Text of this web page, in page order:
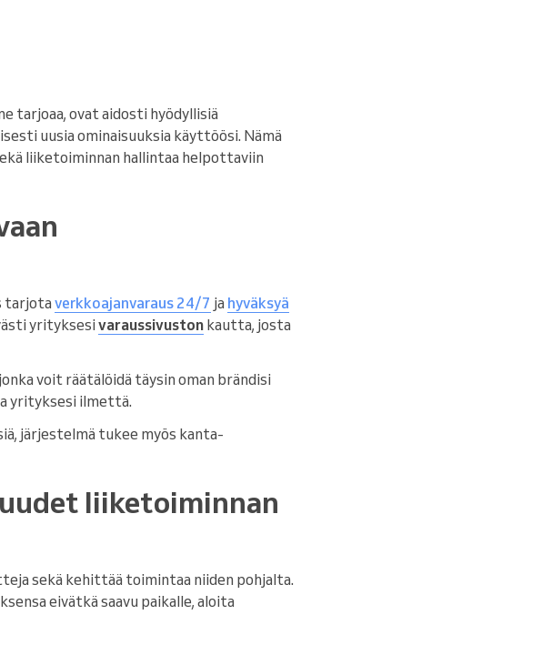
tarjoaa, ovat aidosti hyödyllisiä
uusia ominaisuuksia käyttöösi. Nämä
liiketoiminnan hallintaa helpottaviin
tarjota verkkoajanvaraus 24/7 ja hyväksyä
yrityksesivaraussivuston kautta, josta
voit räätälöidä täysin oman brändisi
yrityksesi ilmettä.
järjestelmä tukee myös kanta-
liiketoiminnan
sekä kehittää toimintaa niiden pohjalta.
eivätkä saavu paikalle, aloita